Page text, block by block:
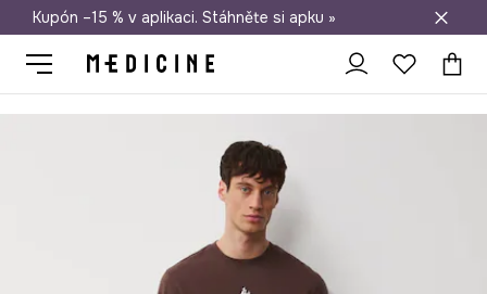
Doprava zdarma při nákupu nad 1 200 Kč
Kupón –15 % v aplikaci. Stáhněte si apku »